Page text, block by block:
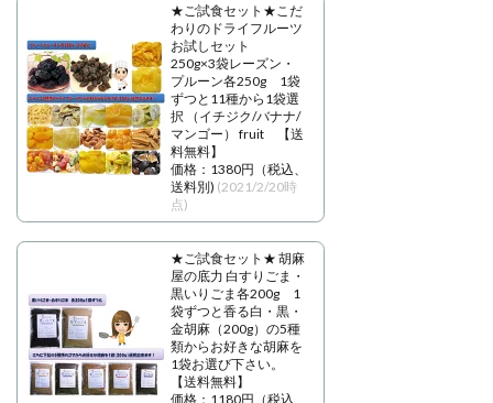
★ご試食セット★こだ
わりのドライフルーツ
お試しセット
250g×3袋レーズン・
プルーン各250g 1袋
ずつと11種から1袋選
択 （イチジク/バナナ/
マンゴー） fruit 【送
料無料】
価格：1380円（税込、
送料別) (2021/2/20時
点)
★ご試食セット★ 胡麻
屋の底力 白すりごま・
黒いりごま各200g 1
袋ずつと香る白・黒・
金胡麻（200g）の5種
類からお好きな胡麻を
1袋お選び下さい。
【送料無料】
価格：1180円（税込、